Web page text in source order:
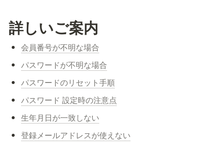
詳しいご案内
会員番号が不明な場合
パスワードが不明な場合
パスワードのリセット手順
パスワード 設定時の注意点
生年月日が一致しない
登録メールアドレスが使えない